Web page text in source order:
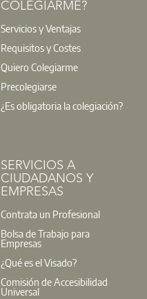
COLEGIARME?
Servicios y Ventajas
Requisitos y Costes
Quiero Colegiarme
Precolegiarse
¿Es obligatoria la colegiación?
SERVICIOS A
CIUDADANOS Y
EMPRESAS
Contrata un Profesional
Bolsa de Trabajo para
Empresas
¿Qué es el Visado?
Comisión de Accesibilidad
Universal